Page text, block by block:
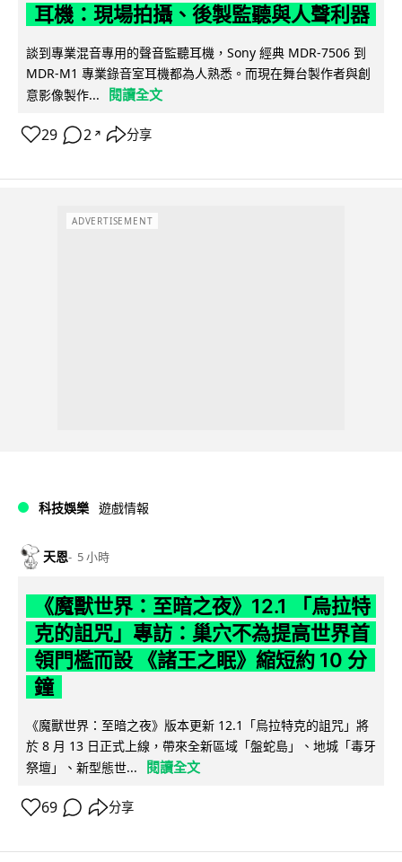
耳機：現場拍攝、後製監聽與人聲利器
談到專業混音專用的聲音監聽耳機，Sony 經典 MDR-7506 到
MDR-M1 專業錄音室耳機都為人熟悉。而現在舞台製作者與創
意影像製作...
閱讀全文
29 2 ↗ 分享
ADVERTISEMENT
科技娛樂 遊戲情報
天恩 5 小時
《魔獸世界：至暗之夜》12.1 「烏拉特
克的詛咒」專訪：巢穴不為提高世界首
領門檻而設 《諸王之眠》縮短約 10 分
鐘
《魔獸世界：至暗之夜》版本更新 12.1「烏拉特克的詛咒」將
於 8 月 13 日正式上線，帶來全新區域「盤蛇島」、地城「毒牙
祭壇」、新型態世...
閱讀全文
69 分享